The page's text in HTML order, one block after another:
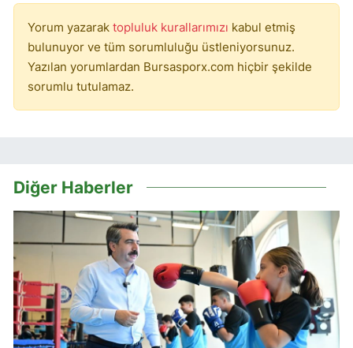
Yorum yazarak topluluk kurallarımızı kabul etmiş
bulunuyor ve tüm sorumluluğu üstleniyorsunuz.
Yazılan yorumlardan Bursasporx.com hiçbir şekilde
sorumlu tutulamaz.
Diğer Haberler